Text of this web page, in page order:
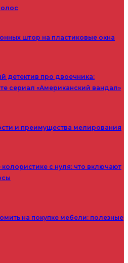
штор на пластиковые окна
детектив про двоечника:
сериал «Американский вандал»
и преимущества мелирования
с нуля: что включают
на покупке мебели: полезные